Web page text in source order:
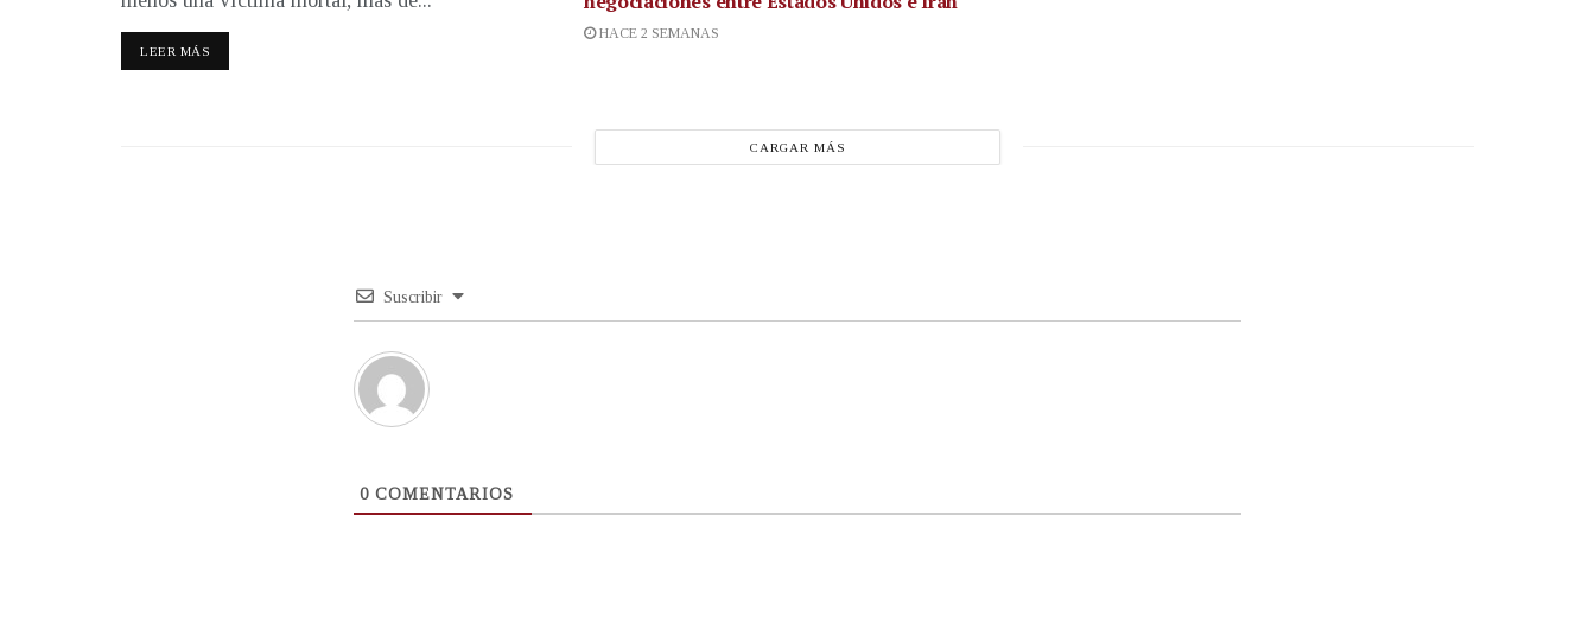
LEER MÁS
HACE 2 SEMANAS
CARGAR MÁS
Suscribir
0 COMENTARIOS